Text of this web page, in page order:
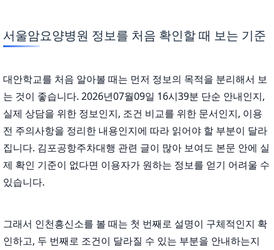
서울암요양병원 정보를 처음 확인할 때 보는 기준
대안학교를 처음 알아볼 때는 먼저 정보의 목적을 분리해서 보
는 것이 좋습니다. 2026년07월09일 16시39분 단순 안내인지,
실제 상담을 위한 정보인지, 조건 비교를 위한 문서인지, 이용
전 주의사항을 정리한 내용인지에 따라 읽어야 할 부분이 달라
집니다. 김포공항주차대행 관련 글이 많아 보여도 본문 안에 실
제 확인 기준이 없다면 이용자가 원하는 정보를 얻기 어려울 수
있습니다.
그래서 인천흥신소를 볼 때는 첫 번째로 설명이 구체적인지 확
인하고, 두 번째로 조건이 달라질 수 있는 부분을 안내하는지